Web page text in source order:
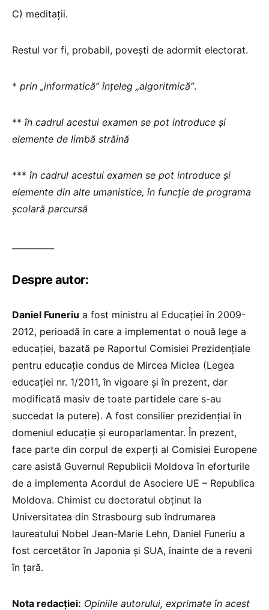
C) meditații.
Restul vor fi, probabil, poveşti de adormit electorat.
* prin „informatică” înțeleg „algoritmică”.
** în cadrul acestui examen se pot introduce și
elemente de limbă străină
*** în cadrul acestui examen se pot introduce și
elemente din alte umanistice, în funcție de programa
școlară parcursă
Despre autor:
Daniel Funeriu a fost ministru al Educației în 2009-
2012, perioadă în care a implementat o nouă lege a
educației, bazată pe Raportul Comisiei Prezidenţiale
pentru educaţie condus de Mircea Miclea (Legea
educației nr. 1/2011, în vigoare și în prezent, dar
modificată masiv de toate partidele care s-au
succedat la putere). A fost consilier prezidențial în
domeniul educație și europarlamentar. În prezent,
face parte din corpul de experți al Comisiei Europene
care asistă Guvernul Republicii Moldova în eforturile
de a implementa Acordul de Asociere UE – Republica
Moldova. Chimist cu doctoratul obținut la
Universitatea din Strasbourg sub îndrumarea
laureatului Nobel Jean-Marie Lehn, Daniel Funeriu a
fost cercetător în Japonia și SUA, înainte de a reveni
în țară.
Nota redacției: Opiniile autorului, exprimate în acest